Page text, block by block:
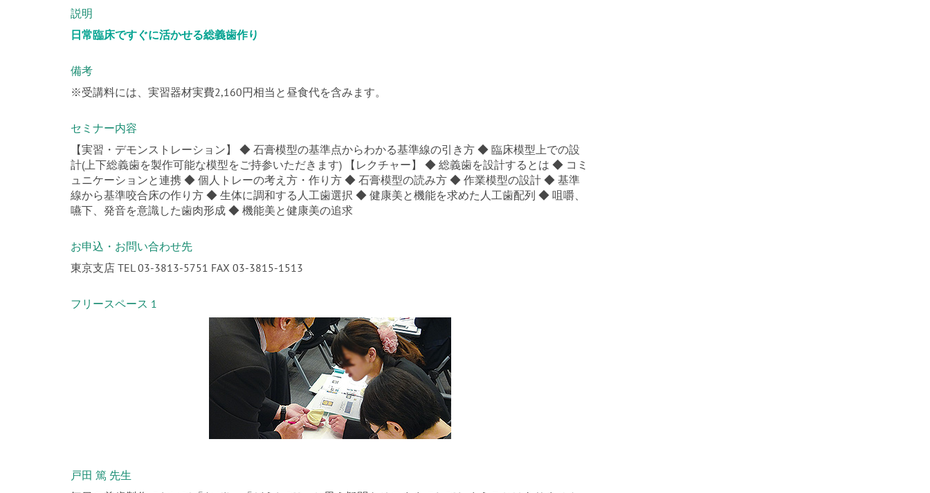
説明
日常臨床ですぐに活かせる総義歯作り
備考
※受講料には、実習器材実費2,160円相当と昼食代を含みます。
セミナー内容
【実習・デモンストレーション】 ◆ 石膏模型の基準点からわかる基準線の引き方 ◆ 臨床模型上での設
計(上下総義歯を製作可能な模型をご持参いただきます) 【レクチャー】 ◆ 総義歯を設計するとは ◆ コミ
ュニケーションと連携 ◆ 個人トレーの考え方・作り方 ◆ 石膏模型の読み方 ◆ 作業模型の設計 ◆ 基準
線から基準咬合床の作り方 ◆ 生体に調和する人工歯選択 ◆ 健康美と機能を求めた人工歯配列 ◆ 咀嚼、
嚥下、発音を意識した歯肉形成 ◆ 機能美と健康美の追求
お申込・お問い合わせ先
東京支店 TEL 03-3813-5751 FAX 03-3815-1513
フリースペース 1
戸田 篤 先生